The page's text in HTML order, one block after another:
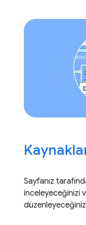
Sayfanız
inceleyeceğinizi